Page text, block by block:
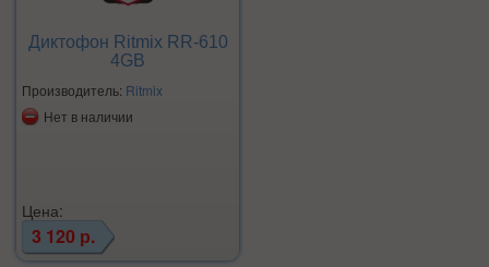
Диктофон Ritmix RR-610
4GB
Производитель: Ritmix
Нет в наличии
Цена:
3 120 р.